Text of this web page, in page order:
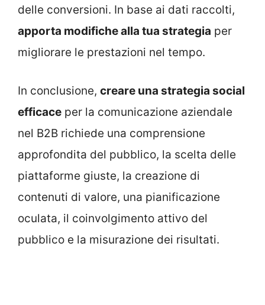
delle conversioni. In base ai dati raccolti,
apporta modifiche alla tua strategia per
migliorare le prestazioni nel tempo.
In conclusione, creare una strategia social
efficace per la comunicazione aziendale
nel B2B richiede una comprensione
approfondita del pubblico, la scelta delle
piattaforme giuste, la creazione di
contenuti di valore, una pianificazione
oculata, il coinvolgimento attivo del
pubblico e la misurazione dei risultati.